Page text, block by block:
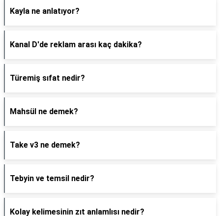
Kayla ne anlatıyor?
Kanal D'de reklam arası kaç dakika?
Türemiş sıfat nedir?
Mahsül ne demek?
Take v3 ne demek?
Tebyin ve temsil nedir?
Kolay kelimesinin zıt anlamlısı nedir?